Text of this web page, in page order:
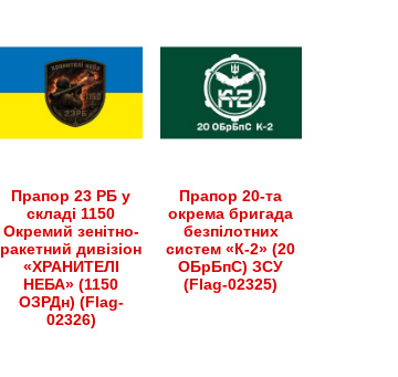
Прапор 23 РБ у
складі 1150
Окремий зенітно-
ракетний дивізіон
«ХРАНИТЕЛІ
НЕБА» (1150
ОЗРДн) (Flag-
02326)
Прапор 20-та
окрема бригада
безпілотних
систем «К-2» (20
ОБрБпС) ЗСУ
(Flag-02325)